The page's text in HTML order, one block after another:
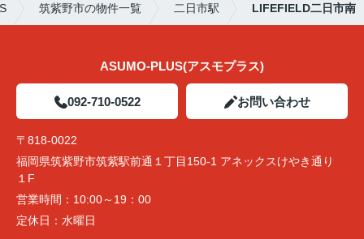
筑紫野市の物件一覧 二日市駅 LIFEFIELD二日市南
ASUMO-PLUS(アスモプラス)
092-710-0522 お問い合わせ
〒818-0022
福岡県筑紫野市筑紫駅前通１丁目150-1 アネックスけやき通り
１F
営業時間： 10:00～19：00
定休日： 水曜日